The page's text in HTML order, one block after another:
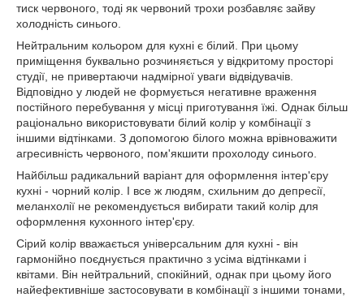
тиск червоного, тоді як червоний трохи розбавляє зайву
холодність синього.
Нейтральним кольором для кухні є білий. При цьому
приміщення буквально розчиняється у відкритому просторі
студії, не привертаючи надмірної уваги відвідувачів.
Відповідно у людей не формується негативне враження
постійного перебування у місці приготування їжі. Однак більш
раціонально використовувати білий колір у комбінації з
іншими відтінками. З допомогою білого можна врівноважити
агресивність червоного, пом'якшити прохолоду синього.
Найбільш радикальний варіант для оформлення інтер'єру
кухні - чорний колір. І все ж людям, схильним до депресії,
меланхолії не рекомендується вибирати такий колір для
оформлення кухонного інтер'єру.
Сірий колір вважається універсальним для кухні - він
гармонійно поєднується практично з усіма відтінками і
квітами. Він нейтральний, спокійний, однак при цьому його
найефективніше застосовувати в комбінації з іншими тонами,